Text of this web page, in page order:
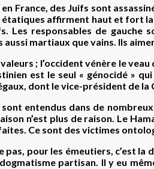
France, des Juifs sont
affirment haut et fort
Les responsables de gauche
martiaux que vains. Ils
; l’occident vénère le
est le seul « génocidé »
dont le vice-président de la
entendus dans de
n’est plus de raison. Le
Ce sont des victimes
pas, pour les émeutiers, c’est
partisan. Il y eu